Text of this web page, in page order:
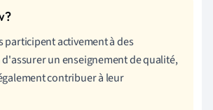
participent activement à des
un enseignement de qualité,
contribuer à leur